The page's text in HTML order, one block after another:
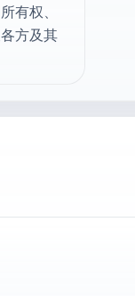
有权、
方及其